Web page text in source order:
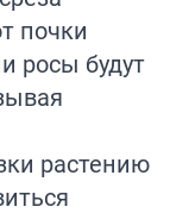
почки
росы будут
растению